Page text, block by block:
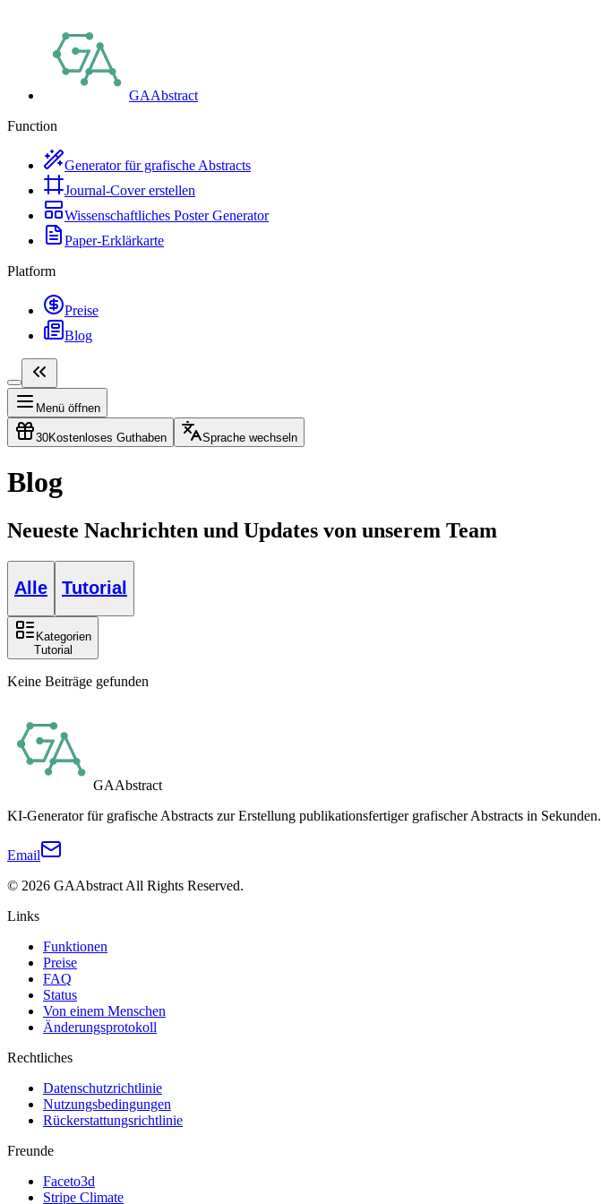
GAAbstract
Function
Generator für grafische Abstracts
Journal-Cover erstellen
Wissenschaftliches Poster Generator
Paper-Erklärkarte
Platform
Preise
Blog
Menü öffnen
30Kostenloses Guthaben Sprache wechseln
Blog
Neueste Nachrichten und Updates von unserem Team
Alle Tutorial
Kategorien
Tutorial
Keine Beiträge gefunden
GAAbstract
KI-Generator für grafische Abstracts zur Erstellung publikationsfertiger grafischer Abstracts in Sekunden.
Email
© 2026 GAAbstract All Rights Reserved.
Links
Funktionen
Preise
FAQ
Status
Von einem Menschen
Änderungsprotokoll
Rechtliches
Datenschutzrichtlinie
Nutzungsbedingungen
Rückerstattungsrichtlinie
Freunde
Faceto3d
Stripe Climate